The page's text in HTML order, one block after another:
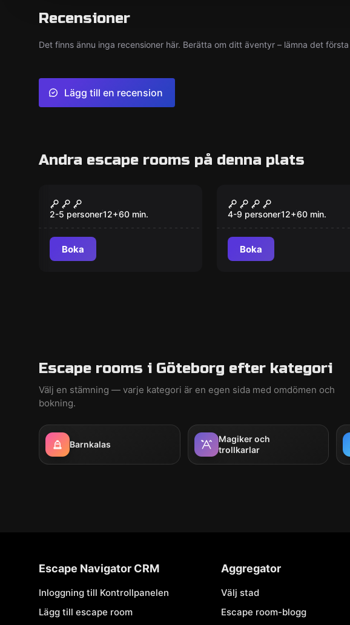
Recensioner
Det finns ännu inga recensioner här. Berätta om ditt äventyr – lämna det
Lägg till en recension
Andra escape rooms på denna plats
Ny
Diamantkuppen
2-5 personer12+60 min.
Boka
Jakten på templet
4-9 personer12+60 min.
Boka
Escape rooms i Göteborg efter kategori
Välj en stämning — varje kategori är en egen sida med omdömen och
bokning.
Barnkalas
Magiker och
trollkarlar
Escape Navigator CRM
Inloggning till Kontrollpanelen
Lägg till escape room
Aggregator
Välj stad
Escape room-blogg